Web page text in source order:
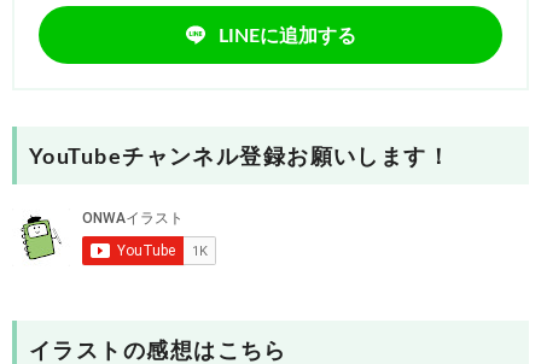
LINEに追加する
YouTubeチャンネル登録お願いします！
イラストの感想はこちら